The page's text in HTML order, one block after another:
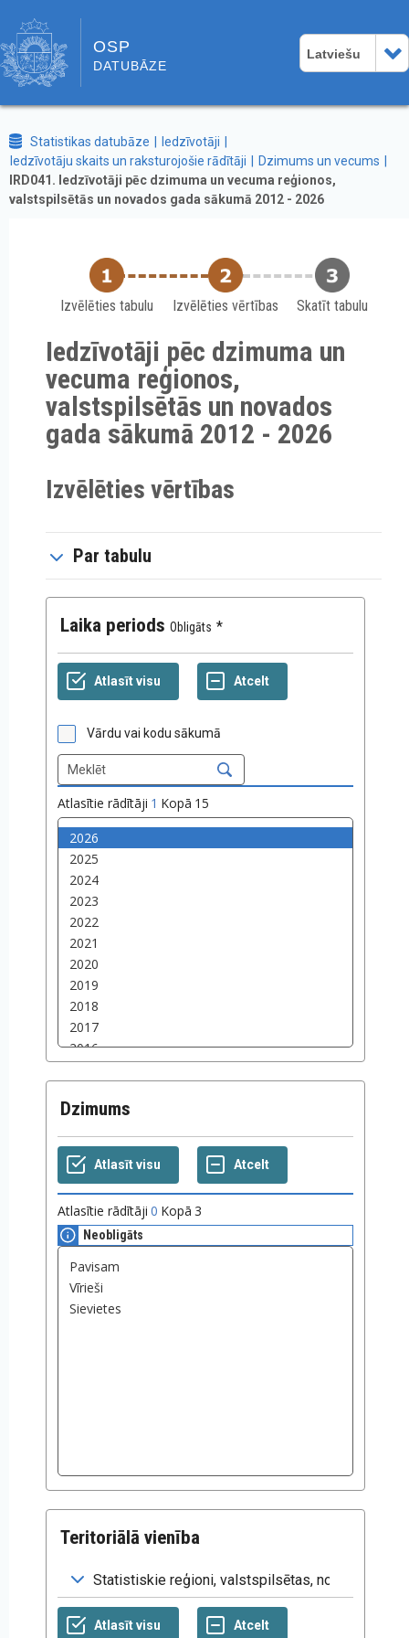
OSP
DATUBĀZE
Latviešu
Statistikas datubāze
Iedzīvotāji
Iedzīvotāju skaits un raksturojošie rādītāji
Dzimums un vecums
IRD041. Iedzīvotāji pēc dzimuma un vecuma reģionos,
valstspilsētās un novados gada sākumā 2012 - 2026
Izvēlēties tabulu Izvēlēties vērtības Skatīt tabulu
Iedzīvotāji pēc dzimuma un
vecuma reģionos,
valstspilsētās un novados
gada sākumā 2012 - 2026
Izvēlēties vērtības
Par tabulu
Laika periods Obligāts
Vārdu vai kodu sākumā
Atlasītie rādītāji 1 Kopā 15
Dzimums
Atlasītie rādītāji 0 Kopā 3
Neobligāts
Teritoriālā vienība